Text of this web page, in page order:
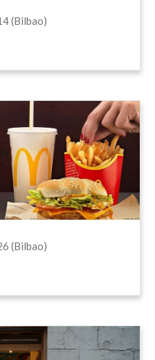
(Bilbao)
(Bilbao)